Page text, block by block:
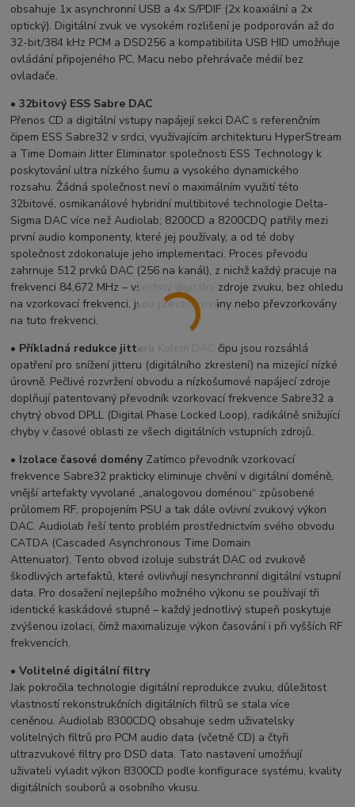
obsahuje 1x asynchronní USB a 4x S/PDIF (2x koaxiální a 2x
optický). Digitální zvuk ve vysokém rozlišení je podporován až do
32-bit/384 kHz PCM a DSD256 a kompatibilita USB HID umožňuje
ovládání připojeného PC, Macu nebo přehrávače médií bez
ovladače.
•32bitový ESS Sabre DAC
Přenos CD a digitální vstupy napájejí sekci DAC s referenčním
čipem ESS Sabre32 v srdci, využívajícím architekturu HyperStream
a Time Domain Jitter Eliminator společnosti ESS Technology k
poskytování ultra nízkého šumu a vysokého dynamického
rozsahu. Žádná společnost neví o maximálním využití této
32bitové, osmikanálové hybridní multibitové technologie Delta-
Sigma DAC více než Audiolab; 8200CD a 8200CDQ patřily mezi
první audio komponenty, které jej používaly, a od té doby
společnost zdokonaluje jeho implementaci. Proces převodu
zahrnuje 512 prvků DAC (256 na kanál), z nichž každý pracuje na
frekvenci 84,672 MHz – všechny digitální zdroje zvuku, bez ohledu
na vzorkovací frekvenci, jsou převzorkovány nebo převzorkovány
na tuto frekvenci.
• Příkladná redukce jitteru
Kolem DAC čipu jsou rozsáhlá
opatření pro snížení jitteru (digitálního zkreslení) na mizející nízké
úrovně. Pečlivé rozvržení obvodu a nízkošumové napájecí zdroje
doplňují patentovaný převodník vzorkovací frekvence Sabre32 a
chytrý obvod DPLL (Digital Phase Locked Loop), radikálně snižující
chyby v časové oblasti ze všech digitálních vstupních zdrojů.
• Izolacečasové domény Zatímco převodník vzorkovací
frekvence Sabre32 prakticky eliminuje chvění v digitální doméně,
vnější artefakty vyvolané „analogovou doménou“ způsobené
průlomem RF, propojením PSU a tak dále ovlivní zvukový výkon
DAC. Audiolab řeší tento problém prostřednictvím svého obvodu
CATDA (Cascaded Asynchronous Time Domain
Attenuator). Tento obvod izoluje substrát DAC od zvukově
škodlivých artefaktů, které ovlivňují nesynchronní digitální vstupní
data. Pro dosažení nejlepšího možného výkonu se používají tři
identické kaskádové stupně – každý jednotlivý stupeň poskytuje
zvýšenou izolaci, čímž maximalizuje výkon časování i při vyšších RF
frekvencích.
•Volitelné digitálnífiltry
Jak pokročila technologie digitální reprodukce zvuku, důležitost
vlastností rekonstrukčních digitálních filtrů se stala více
ceněnou. Audiolab 8300CDQ obsahuje sedm uživatelsky
volitelných filtrů pro PCM audio data (včetně CD) a čtyři
ultrazvukové filtry pro DSD data. Tato nastavení umožňují
uživateli vyladit výkon 8300CD podle konfigurace systému, kvality
digitálních souborů a osobního vkusu.